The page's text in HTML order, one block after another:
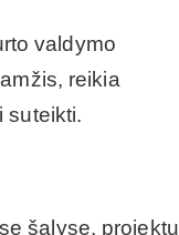
valdymo
reikia
suteikti.
šalyse, projektų